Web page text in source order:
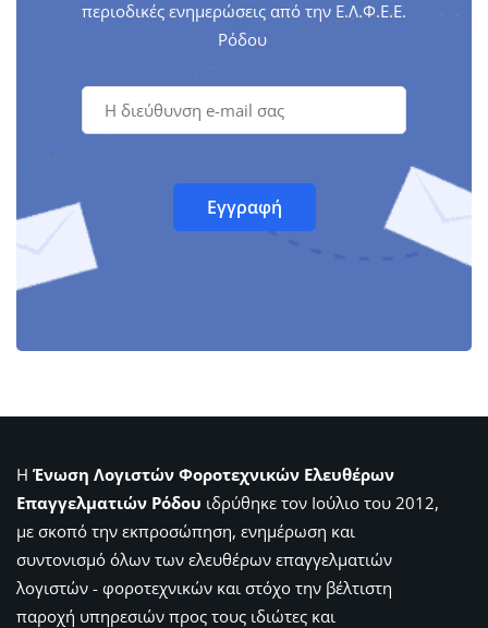
περιοδικές ενημερώσεις από την Ε.Λ.Φ.Ε.Ε.
Ρόδου
Η Ένωση Λογιστών Φοροτεχνικών Ελευθέρων
Επαγγελματιών Ρόδου ιδρύθηκε τον Ιούλιο του 2012,
με σκοπό την εκπροσώπηση, ενημέρωση και
συντονισμό όλων των ελευθέρων επαγγελματιών
λογιστών - φοροτεχνικών και στόχο την βέλτιστη
παροχή υπηρεσιών προς τους ιδιώτες και